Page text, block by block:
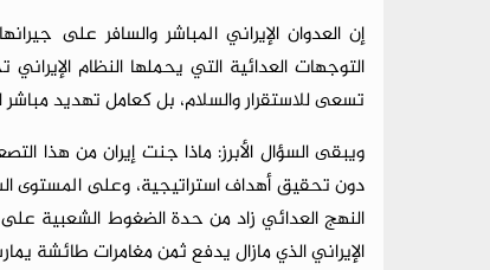
إن العدوان الإيراني المباشر والسافر على
التوجهات العدائية التي يحملها النظام
تسعى للاستقرار والسلام، بل كعامل تهديد مباشر
ويبقى السؤال الأبرز: ماذا جنت إيران من هذا
دون تحقيق أهداف استراتيجية، وعلى المستوى
النهج العدائي زاد من حدة الضغوط الشعبية
الإيراني الذي مازال يدفع ثمن مغامرات طائشة